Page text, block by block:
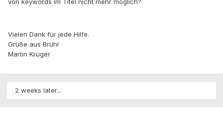
von keywords im Titel nicht mehr möglich?
Vielen Dank für jede Hilfe.
Grüße aus Brühl
Martin Krüger
2 weeks later...